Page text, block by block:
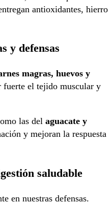
antioxidantes, hierro
y defensas
magras, huevos y
fuerte el tejido muscular y
las del aguacate y
y mejoran la respuesta
saludable
en nuestras defensas.